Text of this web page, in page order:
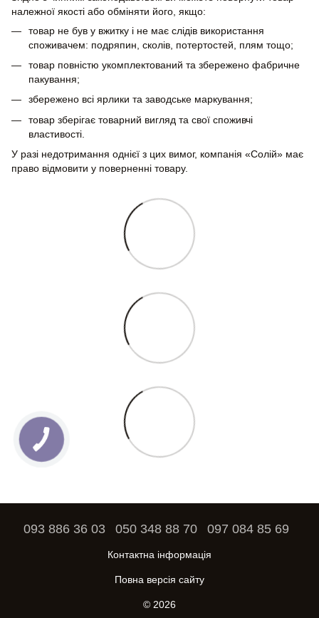
належної якості або обміняти його, якщо:
товар не був у вжитку і не має слідів використання
споживачем: подряпин, сколів, потертостей, плям тощо;
товар повністю укомплектований та збережено фабричне
пакування;
збережено всі ярлики та заводське маркування;
товар зберігає товарний вигляд та свої споживчі
властивості.
У разі недотримання однієї з цих вимог, компанія «Солій» має
право відмовити у поверненні товару.
093 886 36 03 050 348 88 70 097 084 85 69
Контактна інформація
Повна версія сайту
© 2026